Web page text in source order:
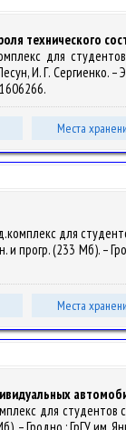
технического
для
И. Г. Сергиенко.
Места
для
и прогр. (233 Мб). –
Места
для